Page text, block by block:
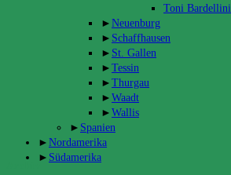
Toni Bardellini
► Neuenburg
► Schaffhausen
► St. Gallen
► Tessin
► Thurgau
► Waadt
► Wallis
► Spanien
► Nordamerika
► Südamerika